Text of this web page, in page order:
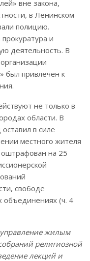
вне закона,
в Ленинском
полицию.
и
деятельность. В
был привлечен к
не только в
области. В
в силе
местного жителя
на 25
свободе
объединениях (ч. 4
жилым
религиозной
лекций и